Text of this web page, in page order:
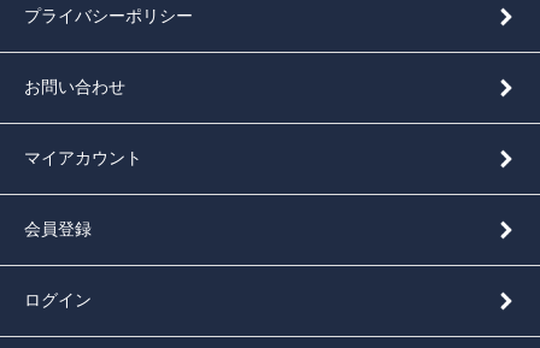
プライバシーポリシー
お問い合わせ
マイアカウント
会員登録
ログイン